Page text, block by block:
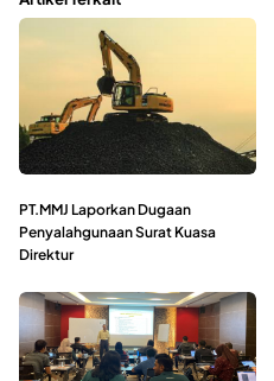
PT.MMJ Laporkan Dugaan
Penyalahgunaan Surat Kuasa
Direktur